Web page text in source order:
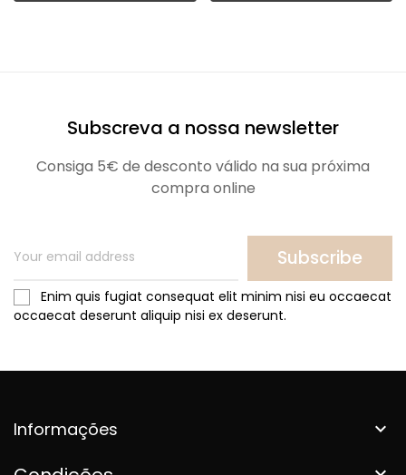
Subscreva a nossa newsletter
Consiga 5€ de desconto válido na sua próxima
compra online
Subscribe
Enim quis fugiat consequat elit minim nisi eu occaecat
occaecat deserunt aliquip nisi ex deserunt.
Informações 